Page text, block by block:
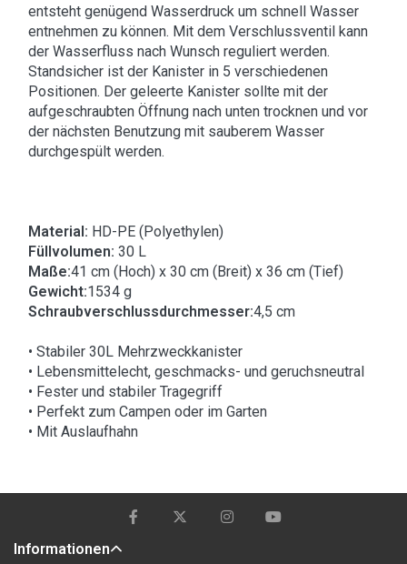
entsteht genügend Wasserdruck um schnell Wasser
entnehmen zu können. Mit dem Verschlussventil kann
der Wasserfluss nach Wunsch reguliert werden.
Standsicher ist der Kanister in 5 verschiedenen
Positionen. Der geleerte Kanister sollte mit der
aufgeschraubten Öffnung nach unten trocknen und vor
der nächsten Benutzung mit sauberem Wasser
durchgespült werden.
Material: HD-PE (Polyethylen)
Füllvolumen: 30 L
Maße:41 cm (Hoch) x 30 cm (Breit) x 36 cm (Tief)
Gewicht:1534 g
Schraubverschlussdurchmesser:4,5 cm
• Stabiler 30L Mehrzweckkanister
• Lebensmittelecht, geschmacks- und geruchsneutral
• Fester und stabiler Tragegriff
• Perfekt zum Campen oder im Garten
• Mit Auslaufhahn
Informationen